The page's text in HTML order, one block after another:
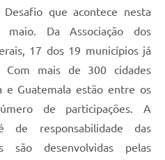
que acontece nesta
Da Associação dos
17 dos 19 municípios já
Com mais de 300 cidades
e Guatemala estão entre os
de participações. A
de responsabilidade das
desenvolvidas pelas